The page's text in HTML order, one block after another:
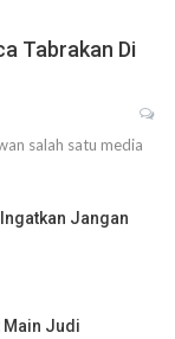
Tabrakan Di
salah satu media
Jangan
Main Judi